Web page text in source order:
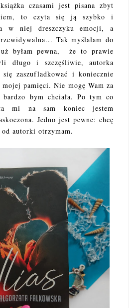
czasami jest pisana zbyt
to czyta się ją szybko i
w niej dreszczyku emocji, a
Tak myślałam do
byłam pewna, że to prawie
długo i szczęśliwie, autorka
zaszufladkować i koniecznie
pamięci. Nie mogę Wam za
bym chciała. Po tym co
mi na sam koniec jestem
Jedno jest pewne: chcę
autorki otrzymam.